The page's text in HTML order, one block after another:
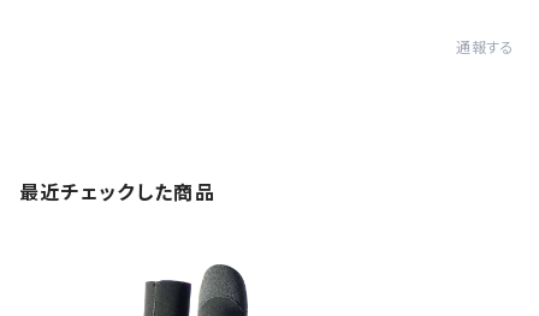
通報する
最近チェックした商品